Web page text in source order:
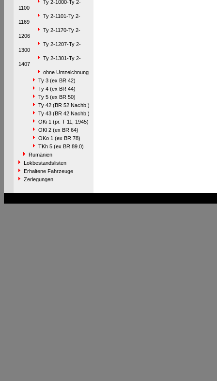
Ty 2-1000-Ty 2-
1100
Ty 2-1101-Ty 2-
1169
Ty 2-1170-Ty 2-
1206
Ty 2-1207-Ty 2-
1300
Ty 2-1301-Ty 2-
1407
ohne Umzeichnung
Ty 3 (ex BR 42)
Ty 4 (ex BR 44)
Ty 5 (ex BR 50)
Ty 42 (BR 52 Nachb.)
Ty 43 (BR 42 Nachb.)
OKi 1 (pr. T 11, 1945)
OKl 2 (ex BR 64)
OKo 1 (ex BR 78)
TKh 5 (ex BR 89.0)
Rumänien
Lokbestandslisten
Erhaltene Fahrzeuge
Zerlegungen